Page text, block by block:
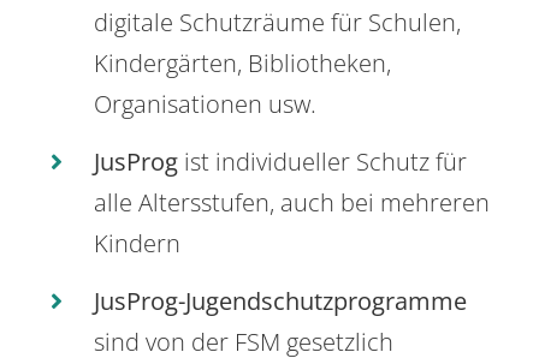
digitale Schutzräume für Schulen,
Kindergärten, Bibliotheken,
Organisationen usw.
JusProg ist individueller Schutz für
alle Altersstufen, auch bei mehreren
Kindern
JusProg-Jugendschutzprogramme
sind von der FSM gesetzlich